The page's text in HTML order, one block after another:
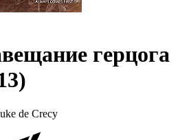
герцога
de Crecy